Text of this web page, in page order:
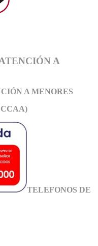
A
CIÓN A MENORES
CCAA)
TELEFONOS DE